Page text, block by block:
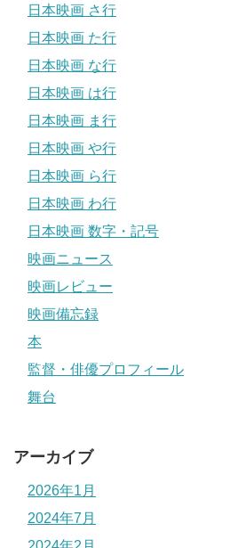
日本映画 さ行
日本映画 た行
日本映画 な行
日本映画 は行
日本映画 ま行
日本映画 や行
日本映画 ら行
日本映画 わ行
日本映画 数字・記号
映画ニュース
映画レビュー
映画備忘録
本
監督・俳優プロフィール
舞台
アーカイブ
2026年1月
2024年7月